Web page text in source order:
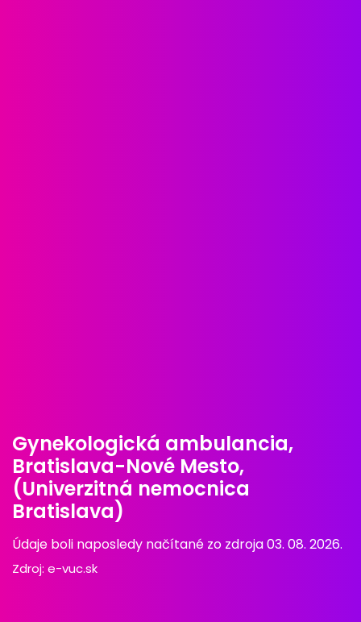
Gynekologická ambulancia,
Bratislava-Nové Mesto,
(Univerzitná nemocnica
Bratislava)
Údaje boli naposledy načítané zo zdroja 03. 08. 2026.
Zdroj: e-vuc.sk